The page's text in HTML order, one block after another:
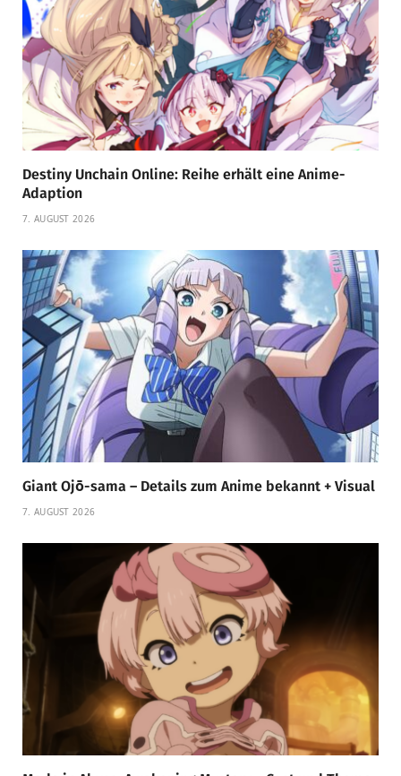
Destiny Unchain Online: Reihe erhält eine Anime-
Adaption
7. AUGUST 2026
Giant Ojō-sama – Details zum Anime bekannt + Visual
7. AUGUST 2026